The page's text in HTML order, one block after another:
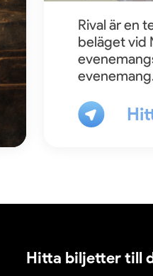
Rival är en
beläget vid
Hitta biljetter till